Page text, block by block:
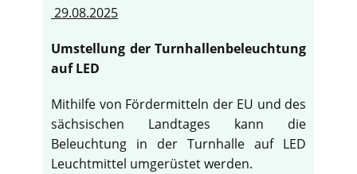
29.08.2025
Umstellung der Turnhallenbeleuchtung
auf LED
Mithilfe von Fördermitteln der EU und des
sächsischen Landtages kann die
Beleuchtung in der Turnhalle auf LED
Leuchtmittel umgerüstet werden.